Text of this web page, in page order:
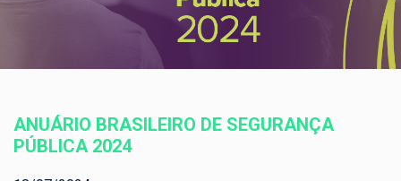
ANUÁRIO BRASILEIRO DE SEGURANÇA
PÚBLICA 2024